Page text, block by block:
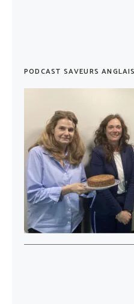
PODCAST SAVEURS